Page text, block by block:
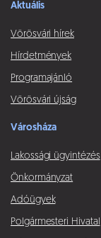
Aktuális
Vörösvári hírek
Hírdetmények
Programajánló
Vörösvári újság
Városháza
Lakossági ügyintézés
Önkormányzat
Adóügyek
Polgármesteri Hivatal